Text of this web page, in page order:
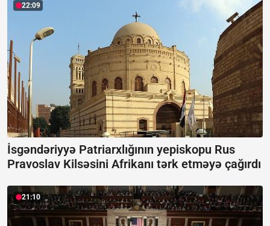
22:09
İsgəndəriyyə Patriarxlığının yepiskopu Rus
Pravoslav Kilsəsini Afrikanı tərk etməyə çağırdı
21:10